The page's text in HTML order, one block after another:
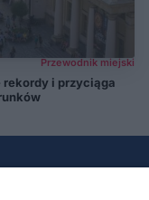
Przewodnik miejski
rekordy i przyciąga